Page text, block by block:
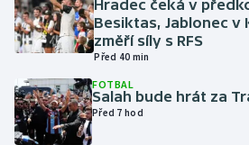
Jezdectví
Judo
Krasobruslení
Hradec čeká v
Besiktas, Jablonec v
změří síly s RFS
Před 40 min
FOTBAL
Salah bude hrát za
Před 7 hod